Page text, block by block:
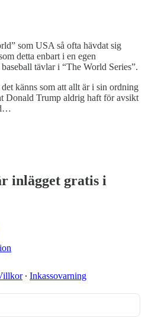
som USA så ofta hävdat sig
detta enbart i en egen
tävlar i “The World Series”.
känns som att allt är i sin ordning
Donald Trump aldrig haft för avsikt
inlägget gratis i
∙ Inkassovarning